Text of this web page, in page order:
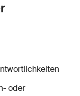
oder